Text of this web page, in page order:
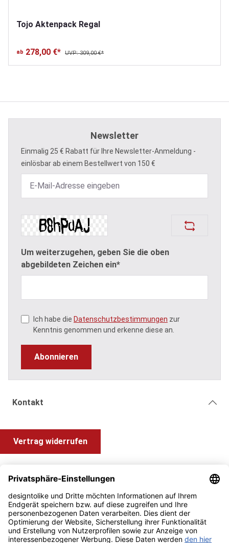
Tojo Aktenpack Regal
ab 278,00 €* UVP: 309,00 €*
Newsletter
Einmalig 25 € Rabatt für Ihre Newsletter-Anmeldung -
einlösbar ab einem Bestellwert von 150 €
Um weiterzugehen, geben Sie die oben
abgebildeten Zeichen ein*
Ich habe die Datenschutzbestimmungen zur
Kenntnis genommen und erkenne diese an.
Abonnieren
Kontakt
Vertrag widerrufen
Information und Impressum
Zahlung & Versand